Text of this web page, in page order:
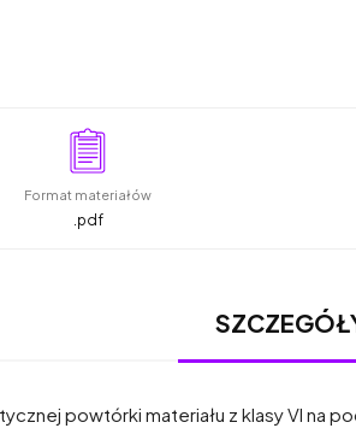
Format materiałów
.pdf
powtórki materiału z klasy VI na